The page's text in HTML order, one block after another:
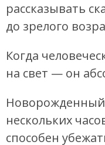
рассказывать
до зрелого
Когда
на свет — он
Новорожденный
нескольких
способен